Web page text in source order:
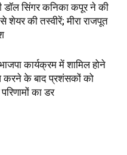
डॉल सिंगर कनिका कपूर ने की
शेयर की तस्वीरें; मीरा राजपूत
भाजपा कार्यक्रम में शामिल होने
करने के बाद प्रशंसकों को
का डर